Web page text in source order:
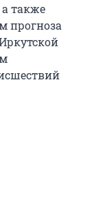
а также
прогноза